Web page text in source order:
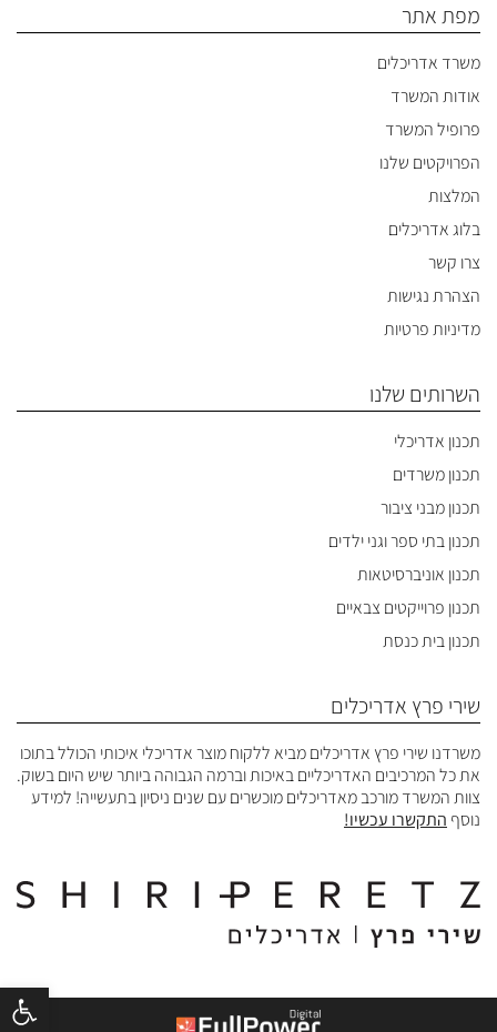
פתח
מפת אתר
משרד אדריכלים
אודות המשרד
פרופיל המשרד
הפרויקטים שלנו
המלצות
בלוג אדריכלים
צרו קשר
הצהרת נגישות
מדיניות פרטיות
השרותים שלנו
תכנון אדריכלי
תכנון משרדים
תכנון מבני ציבור
תכנון בתי ספר וגני ילדים
תכנון אוניברסיטאות
תכנון פרוייקטים צבאיים
תכנון בית כנסת
שירי פרץ אדריכלים
משרדנו שירי פרץ אדריכלים מביא ללקוח מוצר אדריכלי איכותי הכולל בתוכו
את כל המרכיבים האדריכליים באיכות וברמה הגבוהה ביותר שיש היום בשוק.
צוות המשרד מורכב מאדריכלים מוכשרים עם שנים ניסיון בתעשייה! למידע
נוסף התקשרו עכשיו!